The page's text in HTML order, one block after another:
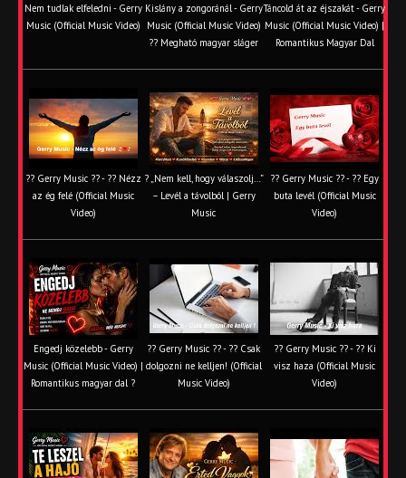
Nem tudlak elfeledni - Gerry
Music (Official Music Video)
Kislány a zongoránál - Gerry
Music (Official Music Video)
?? Megható magyar sláger
Táncold át az éjszakát - Gerry
Music (Official Music Video) |
Romantikus Magyar Dal
?? Gerry Music ?? - ?? Nézz
az ég felé (Official Music
Video)
? „Nem kell, hogy válaszolj…”
– Levél a távolból | Gerry
Music
?? Gerry Music ?? - ?? Egy
buta levél (Official Music
Video)
Engedj közelebb - Gerry
Music (Official Music Video) |
Romantikus magyar dal ?
?? Gerry Music ?? - ?? Csak
dolgozni ne kelljen! (Official
Music Video)
?? Gerry Music ?? - ?? Ki
visz haza (Official Music
Video)